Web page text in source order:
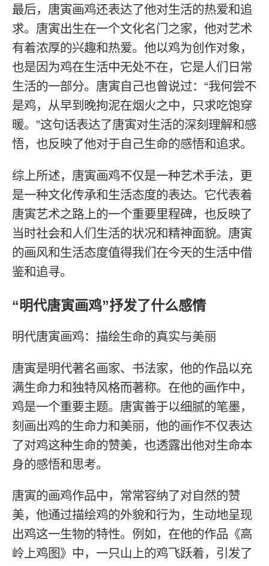
最后，唐寅画鸡还表达了他对生活的热爱和追
求。唐寅出生在一个文化名门之家，他对艺术
有着浓厚的兴趣和热爱。他以鸡为创作对象，
也是因为鸡在生活中无处不在，它是人们日常
生活的一部分。唐寅自己也曾说过：“我何尝不
是鸡，从早到晚拘泥在烟火之中，只求吃饱穿
暖。”这句话表达了唐寅对生活的深刻理解和感
悟，也反映了他对于自己生命的感悟和追求。
综上所述，唐寅画鸡不仅是一种艺术手法，更
是一种文化传承和生活态度的表达。它代表着
唐寅艺术之路上的一个重要里程碑，也反映了
当时社会和人们生活的状况和精神面貌。唐寅
的画风和生活态度值得我们在今天的生活中借
鉴和追寻。
“明代唐寅画鸡”抒发了什么感情
明代唐寅画鸡：描绘生命的真实与美丽
唐寅是明代著名画家、书法家，他的作品以充
满生命力和独特风格而著称。在他的画作中，
鸡是一个重要主题。唐寅善于以细腻的笔墨，
刻画出鸡的生命力和美丽，他的画作不仅表达
了对鸡这种生命的赞美，也透露出他对生命本
身的感悟和思考。
唐寅的画鸡作品中，常常容纳了对自然的赞
美，他通过描绘鸡的外貌和行为，生动地呈现
出鸡这一生物的特性。例如，在他的作品《高
岭上鸡图》中，一只山上的鸡飞跃着，引发了